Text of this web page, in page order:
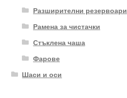
Разширителни резервоари
Рамена за чистачки
Стъклена чаша
Фарове
Шаси и оси